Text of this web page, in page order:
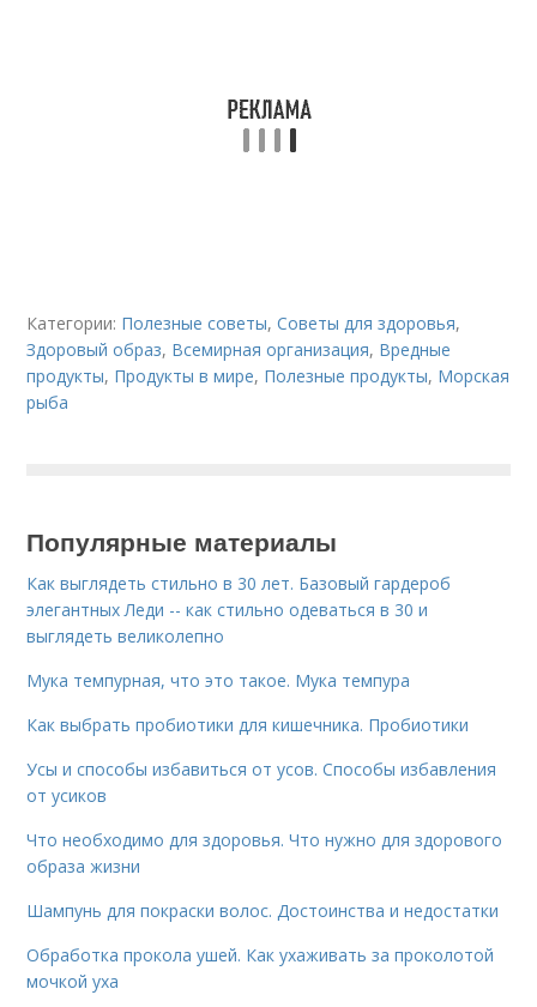
Категории: Полезные советы,Советы для здоровья,
Здоровый образ, Всемирная организация, Вредные
продукты, Продукты в мире, Полезные продукты, Морская
рыба
Популярные материалы
Как выглядеть стильно в 30 лет. Базовый гардероб
элегантных Леди -- как стильно одеваться в 30 и
выглядеть великолепно
Мука темпурная, что это такое. Мука темпура
Как выбрать пробиотики для кишечника. Пробиотики
Усы и способы избавиться от усов. Способы избавления
от усиков
Что необходимо для здоровья. Что нужно для здорового
образа жизни
Шампунь для покраски волос. Достоинства и недостатки
Обработка прокола ушей. Как ухаживать за проколотой
мочкой уха